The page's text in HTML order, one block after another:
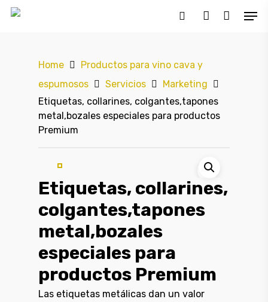
Hit enter to search or ESC to close
Home
Productos para vino cava y
espumosos
Servicios
Marketing
Etiquetas, collarines, colgantes,tapones
metal,bozales especiales para productos
Premium
Etiquetas, collarines,
colgantes,tapones
metal,bozales
especiales para
productos Premium
Las etiquetas metálicas dan un valor